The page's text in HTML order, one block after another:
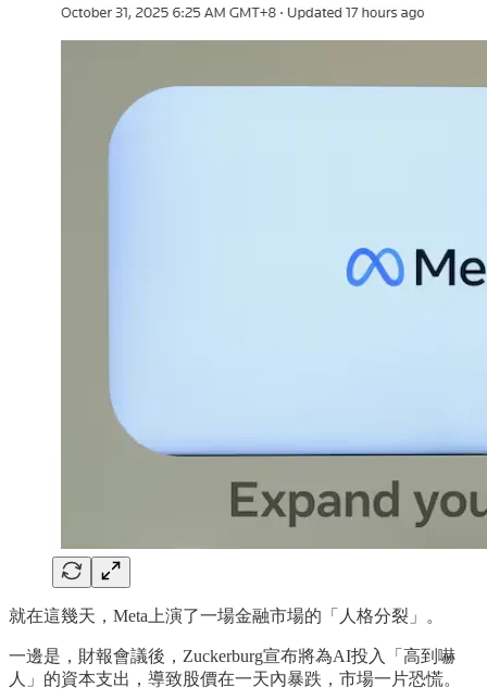
就在這幾天，Meta上演了一場金融市場的「人格分裂」。
一邊是，財報會議後，Zuckerburg宣布將為AI投入「高到嚇
人」的資本支出，導致股價在一天內暴跌，市場一片恐慌。